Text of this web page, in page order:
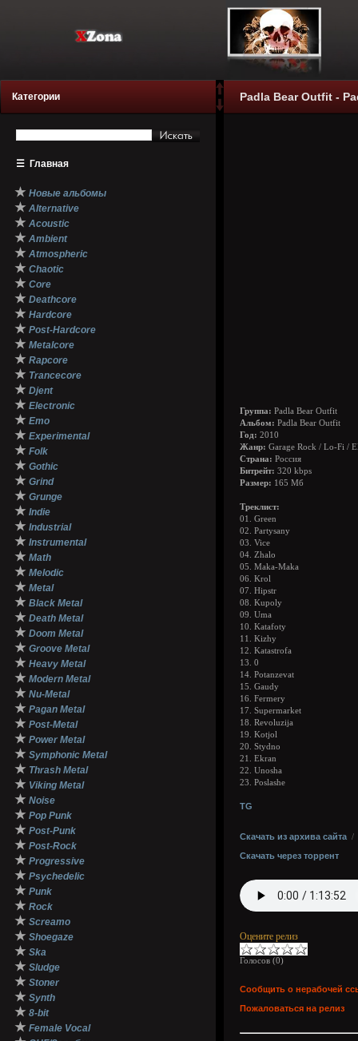
Категории
☰ Главная
★ Новые альбомы
★ Alternative
★ Acoustic
★ Ambient
★ Atmospheric
★ Chaotic
★ Core
★ Deathcore
★ Hardcore
★ Post-Hardcore
★ Metalcore
★ Rapcore
★ Trancecore
★ Djent
★ Electronic
★ Emo
★ Experimental
★ Folk
★ Gothic
★ Grind
★ Grunge
★ Indie
★ Industrial
★ Instrumental
★ Math
★ Melodic
★ Metal
★ Black Metal
★ Death Metal
★ Doom Metal
★ Groove Metal
★ Heavy Metal
★ Modern Metal
★ Nu-Metal
★ Pagan Metal
★ Post-Metal
★ Power Metal
★ Symphonic Metal
★ Thrash Metal
★ Viking Metal
★ Noise
★ Pop Punk
★ Post-Punk
★ Post-Rock
★ Progressive
★ Psychedelic
★ Punk
★ Rock
★ Screamo
★ Shoegaze
★ Ska
★ Sludge
★ Stoner
★ Synth
★ 8-bit
★ Female Vocal
Padla Bear Outfit -
Группа: Padla Bear Outfit
Альбом: Padla Bear Outfit
Год: 2010
Жанр: Garage Rock / Lo-Fi /
Страна: Россия
Битрейт: 320 kbps
Размер: 165 Mб
Треклист:
01. Green
02. Partysany
03. Vice
04. Zhalo
05. Maka-Maka
06. Krol
07. Hipstr
08. Kupoly
09. Uma
10. Katafoty
11. Kizhy
12. Katastrofa
13. 0
14. Potanzevat
15. Gaudy
16. Fermery
17. Supermarket
18. Revoluzija
19. Kotjol
20. Stydno
21. Ekran
22. Unosha
23. Poslashe
TG
Скачать из архива сайта /
Скачать через торрент
Оцените релиз
Голосов (0)
Сообщить о нерабочей
Пожаловаться на релиз